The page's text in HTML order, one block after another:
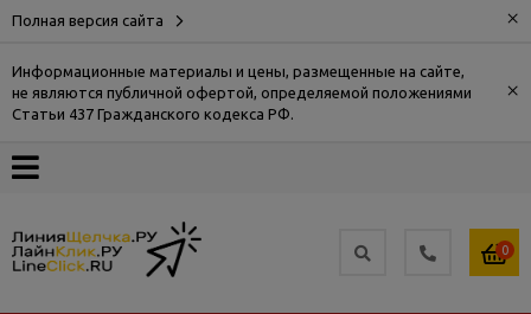
Полная версия сайта ×
Информационные материалы и цены, размещенные на сайте,
не являются публичной офертой, определяемой положениями
Статьи 437 Гражданского кодекса РФ.
×
О
Доставка
0